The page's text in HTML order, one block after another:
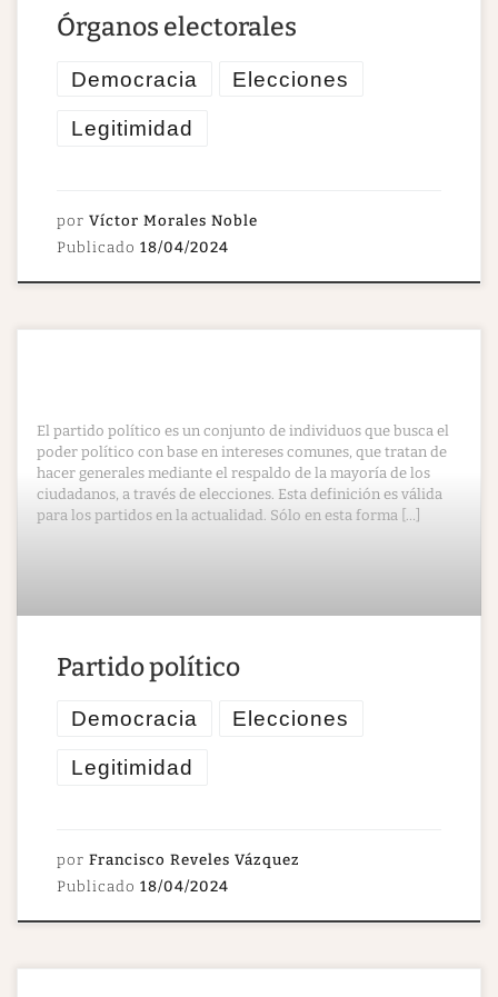
​Órganos electorales
Democracia Elecciones
Legitimidad
por Víctor Morales Noble
Publicado 18/04/2024
El partido político es un conjunto de individuos que busca el
poder político con base en intereses comunes, que tratan de
hacer generales mediante el respaldo de la mayoría de los
ciudadanos, a través de elecciones. Esta definición es válida
para los partidos en la actualidad. Sólo en esta forma […]
​Partido político
Democracia Elecciones
Legitimidad
por Francisco Reveles Vázquez
Publicado 18/04/2024